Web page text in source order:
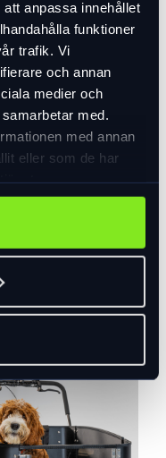
anpassa innehållet
funktioner
trafik. Vi
och annan
medier och
med.
med annan
eller som de har
med
kr
Slut i lager